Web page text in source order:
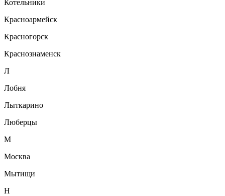
Котельники
Красноармейск
Красногорск
Краснознаменск
Л
Лобня
Лыткарино
Люберцы
М
Москва
Мытищи
Н